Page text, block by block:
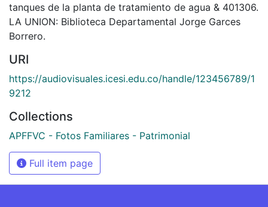
tanques de la planta de tratamiento de agua & 401306.
LA UNION: Biblioteca Departamental Jorge Garces
Borrero.
URI
https://audiovisuales.icesi.edu.co/handle/123456789/1
9212
Collections
APFFVC - Fotos Familiares - Patrimonial
Full item page